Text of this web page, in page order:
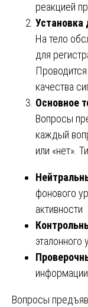
реакцией
Установка
На тело
для
качества
Основное
Вопросы
каждый
или «нет».
фонового
активности
эталонного
информации
Вопросы